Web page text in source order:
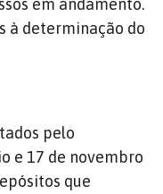
em andamento.
à determinação do
pelo
e 17 de novembro
que